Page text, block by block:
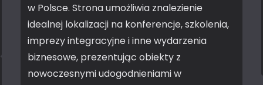
w Polsce. Strona umożliwia znalezienie
idealnej lokalizacji na konferencje, szkolenia,
imprezy integracyjne i inne wydarzenia
biznesowe, prezentując obiekty z
nowoczesnymi udogodnieniami w